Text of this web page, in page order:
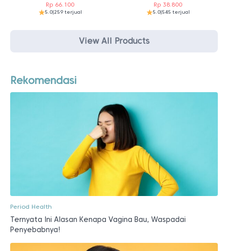
Rp 66.100
5.0|259 terjual
Rp 38.800
5.0|545 terjual
View All Products
Rekomendasi
Period Health
Ternyata Ini Alasan Kenapa Vagina Bau, Waspadai
Penyebabnya!